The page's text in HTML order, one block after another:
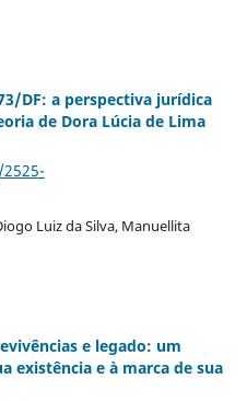
DF: a perspectiva jurídica
de Dora Lúcia de Lima
Luiz da Silva, Manuellita
e legado: um
existência e à marca de sua